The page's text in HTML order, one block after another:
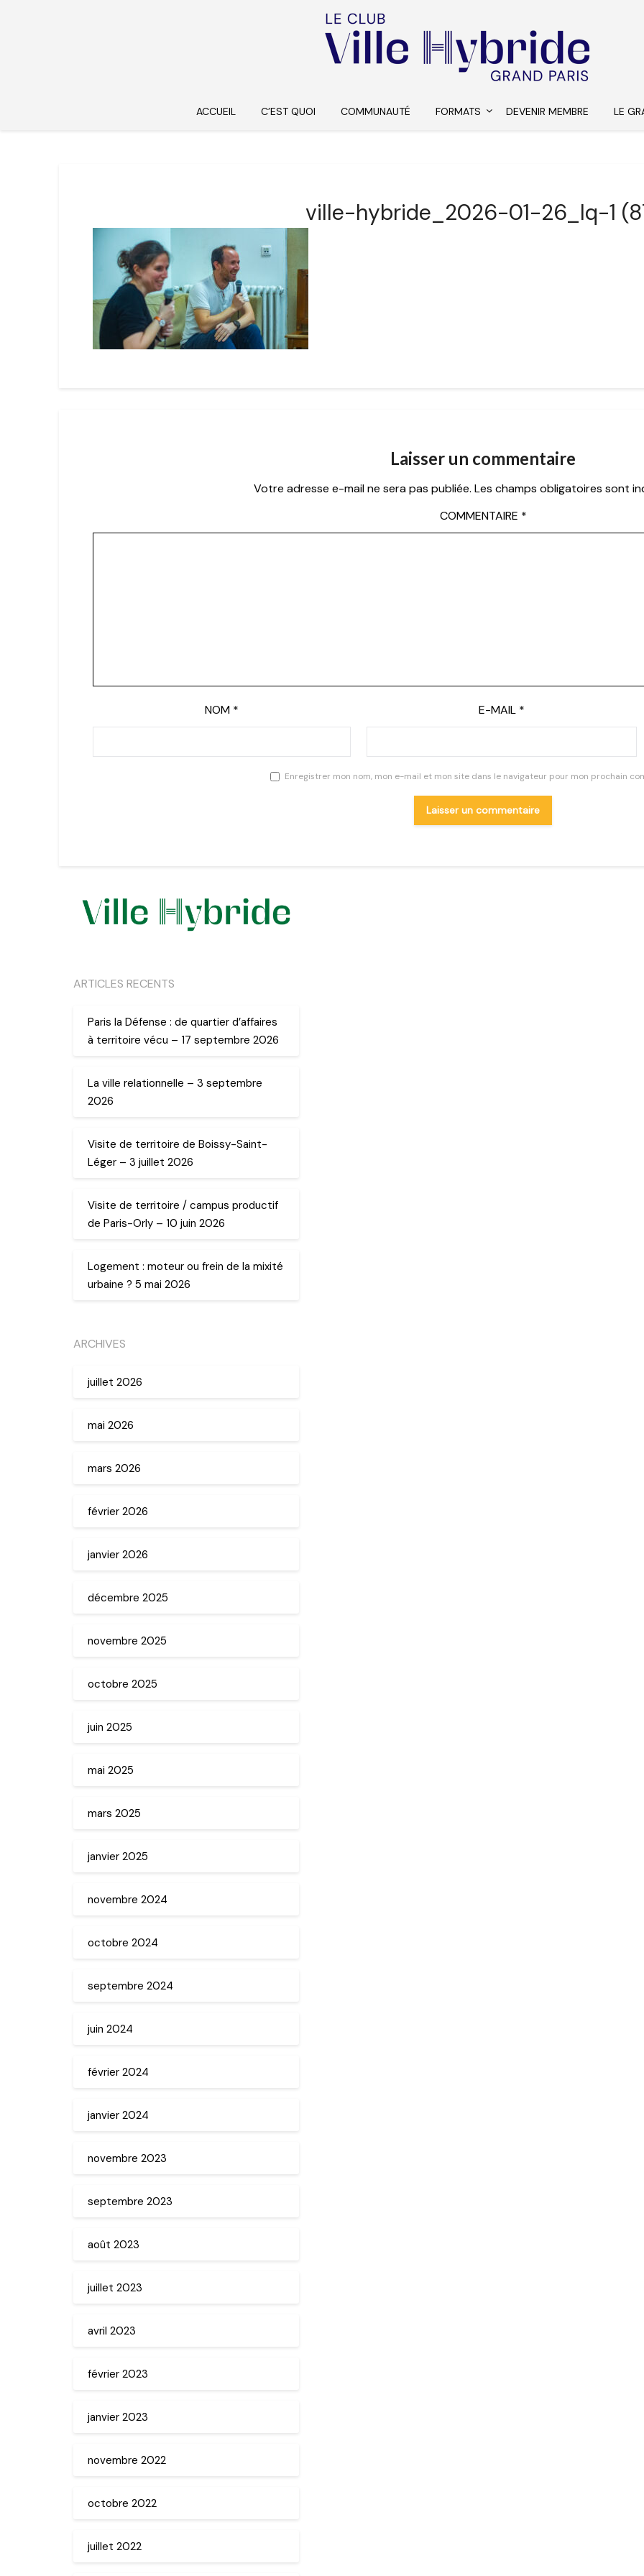
ACCUEIL C’EST QUOI COMMUNAUTÉ FORMATS DEVENIR MEMBRE LE
ville-hybride_2026-01-26_lq-1
Laisser un commentaire
Votre adresse e-mail ne sera pas publiée. Les champs obligatoires sont
COMMENTAIRE *
NOM * E-MAIL *
Enregistrer mon nom, mon e-mail et mon site dans le navigateur pour mon prochain
ARTICLES RECENTS
Paris la Défense : de quartier d’affaires
à territoire vécu – 17 septembre 2026
La ville relationnelle – 3 septembre
2026
Visite de territoire de Boissy-Saint-
Léger – 3 juillet 2026
Visite de territoire / campus productif
de Paris-Orly – 10 juin 2026
Logement : moteur ou frein de la mixité
urbaine ? 5 mai 2026
ARCHIVES
juillet 2026
mai 2026
mars 2026
février 2026
janvier 2026
décembre 2025
novembre 2025
octobre 2025
juin 2025
mai 2025
mars 2025
janvier 2025
novembre 2024
octobre 2024
septembre 2024
juin 2024
février 2024
janvier 2024
novembre 2023
septembre 2023
août 2023
juillet 2023
avril 2023
février 2023
janvier 2023
novembre 2022
octobre 2022
juillet 2022